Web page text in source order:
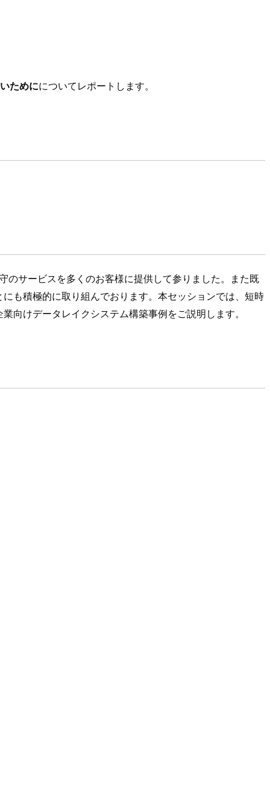
ためにについてレポートします。
のサービスを多くのお客様に提供して参りました。また既
も積極的に取り組んでおります。本セッションでは、短時
向けデータレイクシステム構築事例をご説明します。